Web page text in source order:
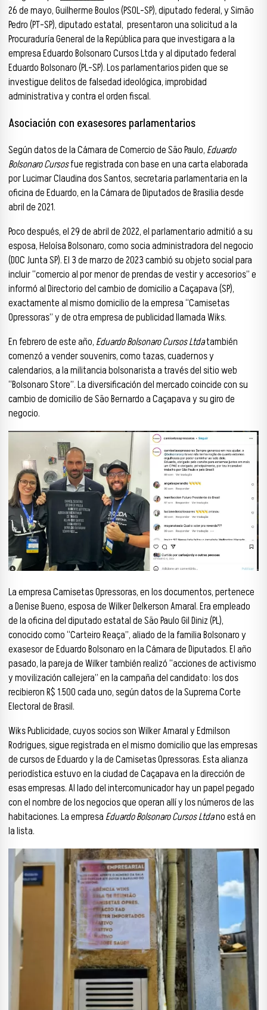
26 de mayo, Guilherme Boulos (PSOL-SP), diputado federal, y Simão
Pedro (PT-SP), diputado estatal, presentaron una solicitud a la
Procuraduría General de la República para que investigara a la
empresa Eduardo Bolsonaro Cursos Ltda y al diputado federal
Eduardo Bolsonaro (PL-SP). Los parlamentarios piden que se
investigue delitos de falsedad ideológica, improbidad
administrativa y contra el orden fiscal.
Asociación con exasesores parlamentarios
Según datos de la Cámara de Comercio de São Paulo, Eduardo
Bolsonaro Cursosfue registrada con base en una carta elaborada
por Lucimar Claudina dos Santos, secretaria parlamentaria en la
oficina de Eduardo, en la Cámara de Diputados de Brasilia desde
abril de 2021.
Poco después, el 29 de abril de 2022, el parlamentario admitió a su
esposa, Heloísa Bolsonaro, como socia administradora del negocio
(DOC Junta SP). El 3 de marzo de 2023 cambió su objeto social para
incluir “comercio al por menor de prendas de vestir y accesorios” e
informó al Directorio del cambio de domicilio a Caçapava (SP),
exactamente al mismo domicilio de la empresa “Camisetas
Opressoras” y de otra empresa de publicidad llamada Wiks.
En febrero de este año, Eduardo Bolsonaro Cursos Ltdatambién
comenzó a vender souvenirs, como tazas, cuadernos y
calendarios, a la militancia bolsonarista a través del sitio web
“Bolsonaro Store”. La diversificación del mercado coincide con su
cambio de domicilio de São Bernardo a Caçapava y su giro de
negocio.
La empresa Camisetas Opressoras, en los documentos, pertenece
a Denise Bueno, esposa de Wilker Delkerson Amaral. Era empleado
de la oficina del diputado estatal de São Paulo Gil Diniz (PL),
conocido como “Carteiro Reaça”, aliado de la familia Bolsonaro y
exasesor de Eduardo Bolsonaro en la Cámara de Diputados. El año
pasado, la pareja de Wilker también realizó “acciones de activismo
y movilización callejera” en la campaña del candidato: los dos
recibieron R$ 1.500 cada uno, según datos de la Suprema Corte
Electoral de Brasil.
Wiks Publicidade, cuyos socios son Wilker Amaral y Edmilson
Rodrigues, sigue registrada en el mismo domicilio que las empresas
de cursos de Eduardo y la de Camisetas Opressoras. Esta alianza
periodística estuvo en la ciudad de Caçapava en la dirección de
esas empresas. Al lado del intercomunicador hay un papel pegado
con el nombre de los negocios que operan allí y los números de las
habitaciones. La empresa Eduardo Bolsonaro Cursos Ltdano está en
la lista.